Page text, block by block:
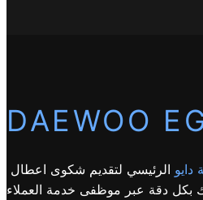
DAEWOO
دايو الرئيسي لتقديم شكوى اعطال
بكل دقة عبر موظفى خدمة العملاء